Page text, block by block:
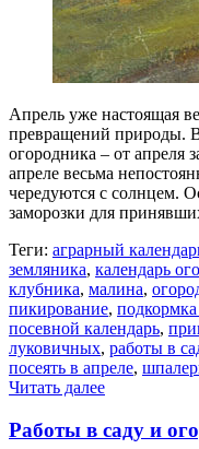
Апрель уже настоящая
превращений природы.
огородника – от апреля
апреле весьма
чередуются с солнцем.
заморозки для
Теги: аграрный
земляника, календарь
клубника, малина,
пикирование,
посевной календарь,
луковичных, работы в
посеять в апреле,
Читать далее
Работы в саду и